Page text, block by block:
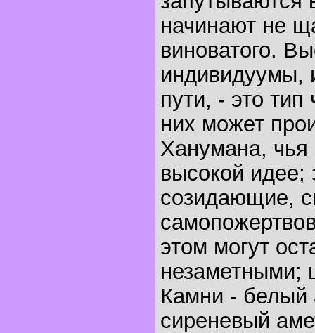
начинают не
виноватого.
индивидуумы,
пути, - это тип
них может
Ханумана, чья
высокой идее;
созидающие,
этом могут
незаметными;
Камни - белый
сиреневый